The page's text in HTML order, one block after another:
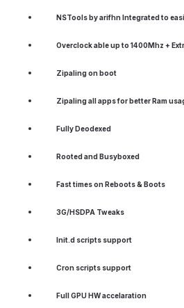
NSTools by arifhn Integrated to
Overclock able up to 1400Mhz +
Zipaling on boot
Zipaling all apps for better Ram
Fully Deodexed
Rooted and Busyboxed
Fast times on Reboots & Boots
3G/HSDPA Tweaks
Init.d scripts support
Cron scripts support
Full GPU HW accelaration